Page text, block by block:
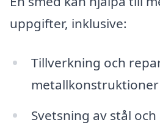
uppgifter, inklusive:
Tillverkning och
metallkonstruktioner
Svetsning av stål